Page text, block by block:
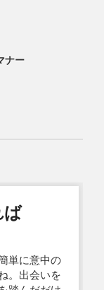
ナー
単に意中の
。出会いを